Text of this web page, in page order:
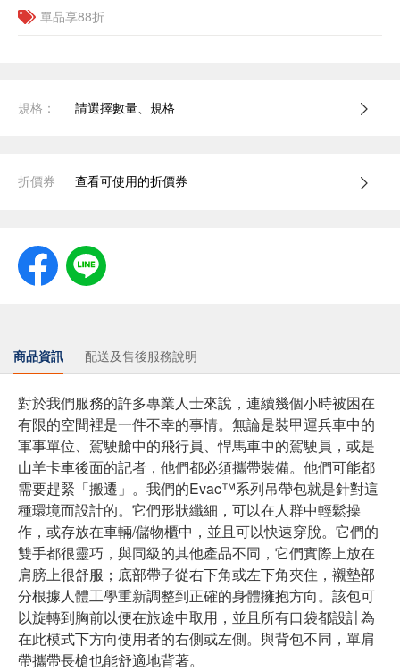
單品享88折
規格： 請選擇數量、規格
折價券 查看可使用的折價券
商品資訊 配送及售後服務說明
對於我們服務的許多專業人士來說，連續幾個小時被困在
有限的空間裡是一件不幸的事情。無論是裝甲運兵車中的
軍事單位、駕駛艙中的飛行員、悍馬車中的駕駛員，或是
山羊卡車後面的記者，他們都必須攜帶裝備。他們可能都
需要趕緊「搬遷」。 我們的Evac™系列吊帶包就是針對這
種環境而設計的。它們形狀纖細，可以在人群中輕鬆操
作，或存放在車輛/儲物櫃中，並且可以快速穿脫。它們的
雙手都很靈巧，與同級的其他產品不同，它們實際上放在
肩膀上很舒服；底部帶子從右下角或左下角夾住，襯墊部
分根據人體工學重新調整到正確的身體擁抱方向。該包可
以旋轉到胸前以便在旅途中取用，並且所有口袋都設計為
在此模式下方向使用者的右側或左側。與背包不同，單肩
帶攜帶長槍也能舒適地背著。